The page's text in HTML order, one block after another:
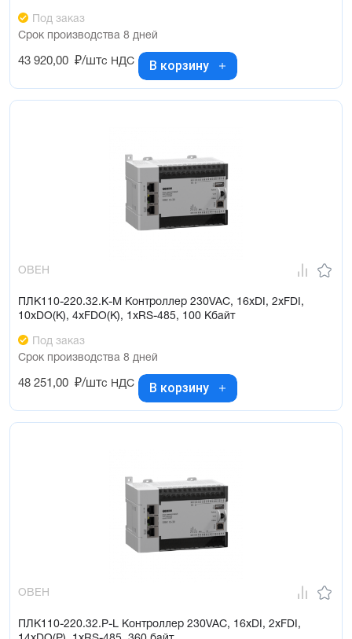
Под заказ
Срок производства 8 дней
43 920,00 ₽/штс НДС В корзину
ОВЕН
ПЛК110-220.32.К-М Контроллер 230VAC, 16xDI, 2xFDI,
10xDO(К), 4xFDO(К), 1xRS-485, 100 Кбайт
Под заказ
Срок производства 8 дней
48 251,00 ₽/штс НДС В корзину
ОВЕН
ПЛК110-220.32.Р-L Контроллер 230VAC, 16xDI, 2xFDI,